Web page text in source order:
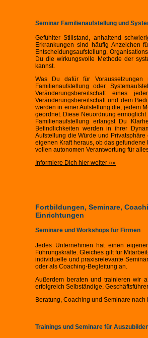
Seminar Familienaufstellung und
Gefühlter Stillstand, anhaltend
Erkrankungen sind häufig Anzeichen
Entscheidungsaufstellung,
Du die wirkungsvolle Methode der
kannst.
Was Du dafür für Voraussetzungen
Familienaufstellung oder
Veränderungsbereitschaft eines
Veränderungsbereitschaft und dem
werden in einer Aufstellung die, jedem
geordnet. Diese Neuordnung
Familienaufstellung erlangst Du
Befindlichkeiten werden in ihrer
Aufstellung die Würde und
eigenen Kraft heraus, ob das
vollen autonomen Verantwortung für
Informiere Dich hier weiter »»
Fortbildungen, Seminare,
Einrichtungen
Seminare und Workshops für Firmen
Jedes Unternehmen hat einen
Führungskräfte. Gleiches gilt für
individuelle und praxisrelevante
oder als Coaching-Begleitung an.
Außerdem beraten und trainieren wir
erfolgreich Selbständige,
Beratung, Coaching und Seminare
Trainings und Seminare für